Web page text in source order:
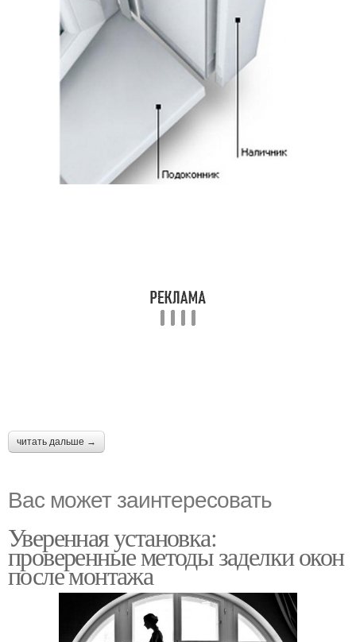
читать дальше →
Вас может заинтересовать
Уверенная установка:
проверенные методы заделки окон
после монтажа